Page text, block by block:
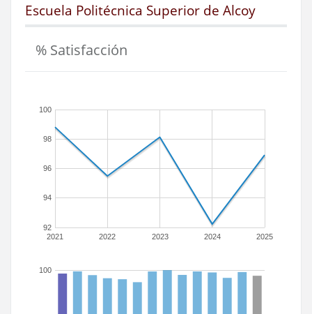
Escuela Politécnica Superior de Alcoy
% Satisfacción
2021 2022 2023 2024 2025
92
94
96
98
100
100